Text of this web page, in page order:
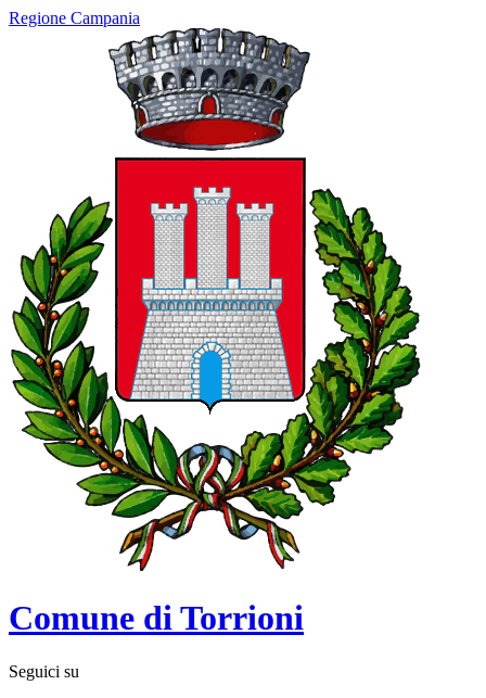
Regione Campania
Comune di Torrioni
Seguici su